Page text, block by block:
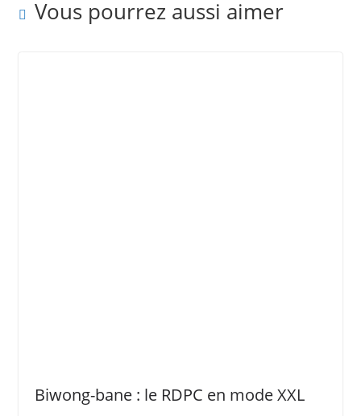
Vous pourrez aussi aimer
Biwong-bane : le RDPC en mode XXL